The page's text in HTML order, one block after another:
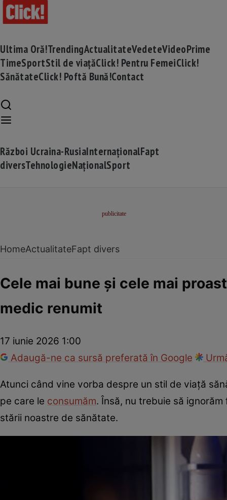
Ultima Oră!TrendingActualitateVedeteVideoPrime
TimeSportStil de viațăClick! Pentru FemeiClick!
SănătateClick! Poftă Bună!Contact
Război Ucraina-RusiaInternaționalFapt
diversTehnologieNaționalSport
HomeActualitateFapt divers
Cele mai bune și cele mai
medic renumit
17 iunie 2026 1:00
Adaugă-ne ca sursă preferată în Google
Atunci când vine vorba despre un stil de viață
pe care le consumăm. Însă, nu trebuie să
stării noastre de sănătate.